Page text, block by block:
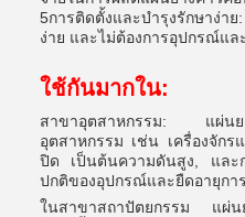
5การติดตั้งและบํารุงรักษาง่า
ง่าย และไม่ต้องการอุปกรณ์แ
ใช้กันมากใน:
สาขาอุตสาหกรรม: แผ่นยา
อุตสาหกรรม เช่น เครื่องจัก
ปิด เป็นต้นความดันสูง, และ
ปกติของอุปกรณ์และยืดอายุกา
ในสาขาสถาปัตยกรรม แผ่น